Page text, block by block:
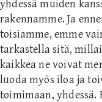
yhdessä muiden
rakennamme. Ja
toisiamme, emme
tarkastella sitä,
kaikkea ne voivat
luoda myös iloa ja
toimimaan, yhdessä.